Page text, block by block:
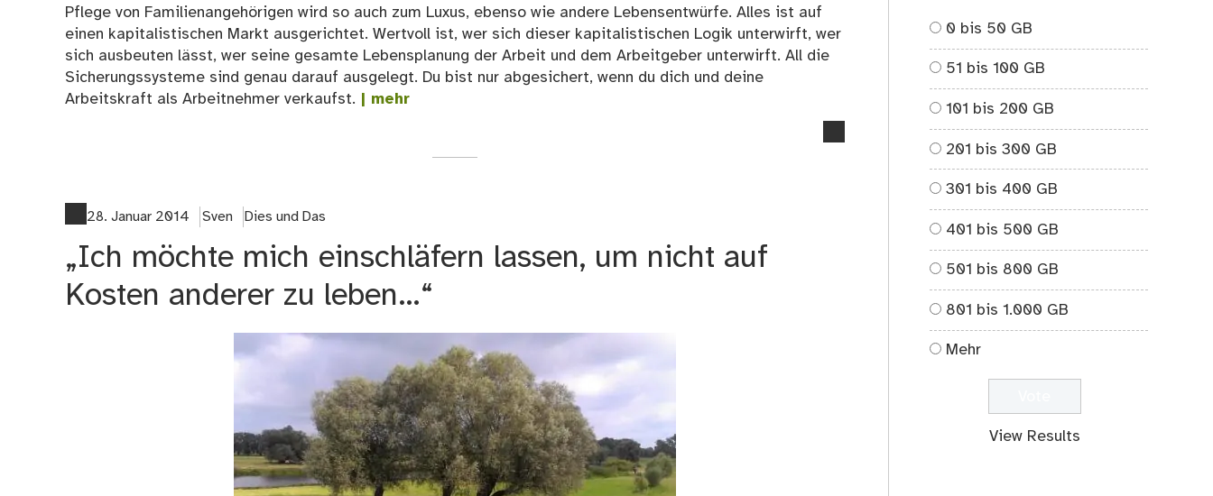
Pflege von Familienangehörigen wird so auch zum Luxus, ebenso wie andere Lebensentwürfe. Alles ist auf
einen kapitalistischen Markt ausgerichtet. Wertvoll ist, wer sich dieser kapitalistischen Logik unterwirft, wer
sich ausbeuten lässt, wer seine gesamte Lebensplanung der Arbeit und dem Arbeitgeber unterwirft. All die
Sicherungssysteme sind genau darauf ausgelegt. Du bist nur abgesichert, wenn du dich und deine
Arbeitskraft als Arbeitnehmer verkaufst. | mehr
Ausbeutungsgrundsicherung
28. Januar 2014
Sven Dies und Das
„Ich möchte mich einschläfern lassen, um nicht auf
Kosten anderer zu leben…“
0 bis 50 GB
51 bis 100 GB
101 bis 200 GB
201 bis 300 GB
301 bis 400 GB
401 bis 500 GB
501 bis 800 GB
801 bis 1.000 GB
Mehr
View Results